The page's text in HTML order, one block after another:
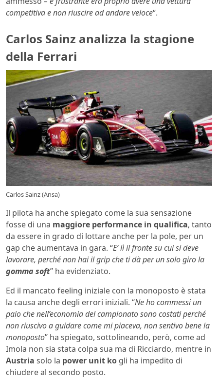
competitiva e non riuscire ad andare veloce“.
Carlos Sainz analizza la stagione
della Ferrari
Carlos Sainz (Ansa)
Il pilota ha anche spiegato come la sua sensazione
fosse di una maggiore performance in qualifica, tanto
da essere in grado di lottare anche per la pole, per un
gap che aumentava in gara. “E’ lì il fronte su cui si deve
lavorare, perché non hai il grip che ti dà per un solo giro la
gomma soft” ha evidenziato.
Ed il mancato feeling iniziale con la monoposto è stata
la causa anche degli errori iniziali. “Ne ho commessi un
paio che nell’economia del campionato sono costati perché
non riuscivo a guidare come mi piaceva, non sentivo bene la
monoposto” ha spiegato, sottolineando, però, come ad
Imola non sia stata colpa sua ma di Ricciardo, mentre in
Austria solo la power unit ko gli ha impedito di
chiudere al secondo posto.